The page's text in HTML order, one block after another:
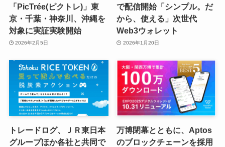
「PicTrée(ピクトレ)」東
京・千葉・神奈川、沖縄を
対象に実証実験開始
2026年2月5日
で配信開始「シンプル。だ
から、使える」次世代
Web3ウォレット
2026年1月20日
トレードログ、ＪＲ東日本
グループほか各社と共同で
万博閉幕とともに、Aptos
のブロックチェーンを採用